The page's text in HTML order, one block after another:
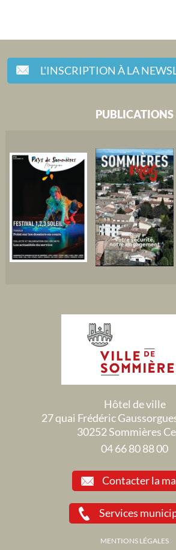
L'INSCRIPTION À LA
PUBLICATIONS
Hôtel de ville
27 quai Frédéric
30252 Sommières
04 66 80 88 00
Contacter la
Services
MENTIONS LÉGALES